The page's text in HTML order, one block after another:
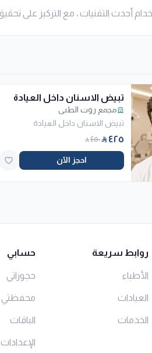
تبيض الاسنان داخل العيادة
مجمع روت الطبي
تبيض الاسنان داخل العيادة
٤٢٥ ٤٥٠
احجز الآن
روابط سريعة
الأطباء
العيادات
الخدمات
حسابي
حجوزاتي
محفظتي
الباقات
الإعدادات